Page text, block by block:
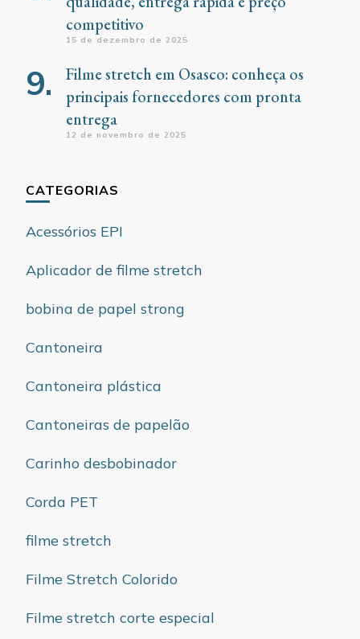
competitivo
15 de dezembro de 2025
Filme stretch em Osasco: conheça os
principais fornecedores com pronta
entrega
12 de novembro de 2025
CATEGORIAS
Acessórios EPI
Aplicador de filme stretch
bobina de papel strong
Cantoneira
Cantoneira plástica
Cantoneiras de papelão
Carinho desbobinador
Corda PET
filme stretch
Filme Stretch Colorido
Filme stretch corte especial